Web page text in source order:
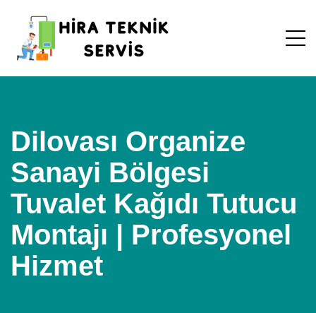
Dilovası Organize
Sanayi Bölgesi
Tuvalet Kağıdı Tutucu
Montajı | Profesyonel
Hizmet